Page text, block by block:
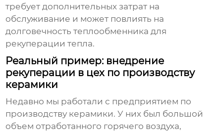
требует дополнительных затрат на
обслуживание и может повлиять на
долговечностьтеплообменника для
рекуперации тепла.
Реальный пример: внедрение
рекуперации в цех по производству
керамики
Недавно мы работали с предприятием по
производству керамики. У них был большой
объем отработанного горячего воздуха,